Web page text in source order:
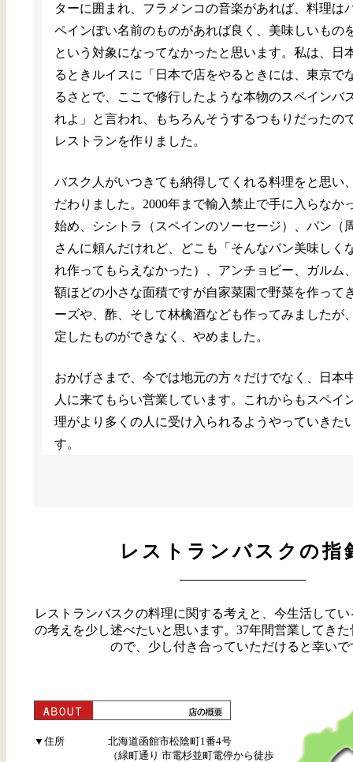
ターに囲まれ、フラメンコの音楽があれば、料理は
ペインぽい名前のものがあれば良く、美味しいもの
という対象になってなかったと思います。私は、日
るときルイスに「日本で店をやるときには、東京で
るさとで、ここで修行したような本物のスペインバ
れよ」と言われ、もちろんそうするつもりだったの
レストランを作りました。
バスク人がいつきても納得してくれる料理をと思い
だわりました。2000年まで輸入禁止で手に入らなか
始め、シシトラ（スペインのソーセージ）、パン（
さんに頼んだけれど、どこも「そんなパン美味しく
れ作ってもらえなかった）、アンチョビー、ガルム
額ほどの小さな面積ですが自家菜園で野菜を作って
ーズや、酢、そして林檎酒なども作ってみましたが
定したものができなく、やめました。
おかげさまで、今では地元の方々だけでなく、日本
人に来てもらい営業しています。これからもスペイ
理がより多くの人に受け入られるようやっていきた
す。
レストランバスクの指
レストランバスクの料理に関する考えと、今生活して
の考えを少し述べたいと思います。37年間営業してき
ので、少し付き合っていただけると幸いで
▼住所
北海道函館市松陰町1番4号
（緑町通り 市電杉並町電停から徒歩